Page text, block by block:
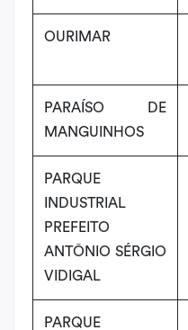
OURIMAR
PARAÍSO DE
MANGUINHOS
PARQUE
INDUSTRIAL
PREFEITO
ANTÔNIO SÉRGIO
VIDIGAL
PARQUE